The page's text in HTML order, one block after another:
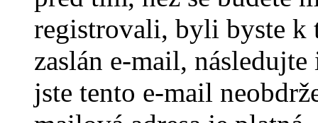
registrovali, byli byste k
zaslán e-mail,
jste tento e-mail